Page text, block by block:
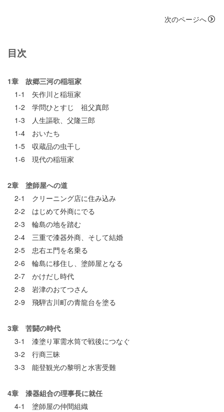
次のページへ
目次
1章 故郷三河の稲垣家
1-1 矢作川と稲垣家
1-2 学問ひとすじ 祖父真郎
1-3 人生謳歌、父隆三郎
1-4 おいたち
1-5 収蔵品の虫干し
1-6 現代の稲垣家
2章 塗師屋への道
2-1 クリーニング店に住み込み
2-2 はじめて外商にでる
2-3 輪島の地を踏む
2-4 三重で漆器外商、そして結婚
2-5 忠右エ門を名乗る
2-6 輪島に移住し、塗師屋となる
2-7 かけだし時代
2-8 岩津のおてつさん
2-9 飛騨古川町の青龍台を塗る
3章 苦闘の時代
3-1 漆塗り軍需水筒で戦後につなぐ
3-2 行商三昧
3-3 能登観光の黎明と水害受難
4章 漆器組合の理事長に就任
4-1 塗師屋の仲間組織